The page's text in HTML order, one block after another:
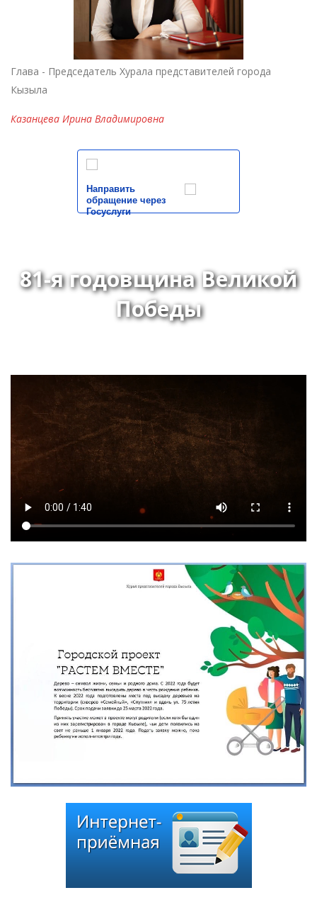
Глава - Председатель Хурала представителей города
Кызыла
Казанцева Ирина Владимировна
Направить
обращение через
Госуслуги
81-я годовщина Великой
Победы